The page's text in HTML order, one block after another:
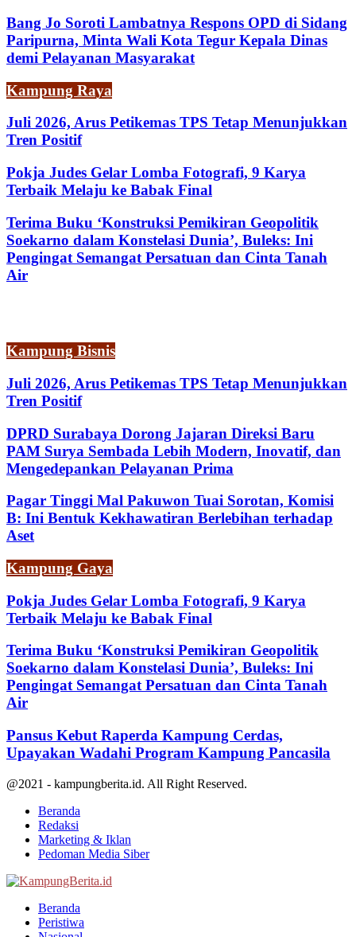
Bang Jo Soroti Lambatnya Respons OPD di Sidang
Paripurna, Minta Wali Kota Tegur Kepala Dinas
demi Pelayanan Masyarakat
Kampung Raya
Juli 2026, Arus Petikemas TPS Tetap Menunjukkan
Tren Positif
Pokja Judes Gelar Lomba Fotografi, 9 Karya
Terbaik Melaju ke Babak Final
Terima Buku ‘Konstruksi Pemikiran Geopolitik
Soekarno dalam Konstelasi Dunia’, Buleks: Ini
Pengingat Semangat Persatuan dan Cinta Tanah
Air
Kampung Bisnis
Juli 2026, Arus Petikemas TPS Tetap Menunjukkan
Tren Positif
DPRD Surabaya Dorong Jajaran Direksi Baru
PAM Surya Sembada Lebih Modern, Inovatif, dan
Mengedepankan Pelayanan Prima
Pagar Tinggi Mal Pakuwon Tuai Sorotan, Komisi
B: Ini Bentuk Kekhawatiran Berlebihan terhadap
Aset
Kampung Gaya
Pokja Judes Gelar Lomba Fotografi, 9 Karya
Terbaik Melaju ke Babak Final
Terima Buku ‘Konstruksi Pemikiran Geopolitik
Soekarno dalam Konstelasi Dunia’, Buleks: Ini
Pengingat Semangat Persatuan dan Cinta Tanah
Air
Pansus Kebut Raperda Kampung Cerdas,
Upayakan Wadahi Program Kampung Pancasila
@2021 - kampungberita.id. All Right Reserved.
Beranda
Redaksi
Marketing & Iklan
Pedoman Media Siber
Beranda
Peristiwa